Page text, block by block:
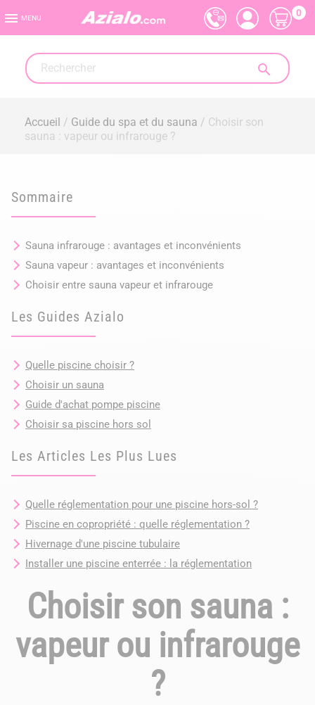
 MENU

0
Accueil Guide du spa et du sauna
Choisir son
sauna : vapeur ou infrarouge ?
Sommaire
Sauna infrarouge : avantages et inconvénients
Sauna vapeur : avantages et inconvénients
Choisir entre sauna vapeur et infrarouge
Les Guides Azialo
Quelle piscine choisir ?
Choisir un sauna
Guide d'achat pompe piscine
Choisir sa piscine hors sol
Les Articles Les Plus Lues
Quelle réglementation pour une piscine hors-sol ?
Piscine en copropriété : quelle réglementation ?
Hivernage d'une piscine tubulaire
Installer une piscine enterrée : la réglementation
Choisir son sauna :
vapeur ou infrarouge
?